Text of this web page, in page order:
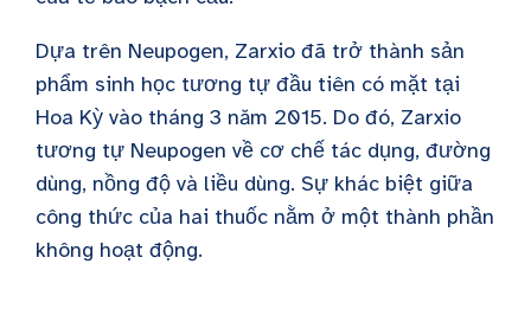
Dựa trên Neupogen, Zarxio đã trở thành sản
phẩm sinh học tương tự đầu tiên có mặt tại
Hoa Kỳ vào tháng 3 năm 2015. Do đó, Zarxio
tương tự Neupogen về cơ chế tác dụng, đường
dùng, nồng độ và liều dùng. Sự khác biệt giữa
công thức của hai thuốc nằm ở một thành phần
không hoạt động.